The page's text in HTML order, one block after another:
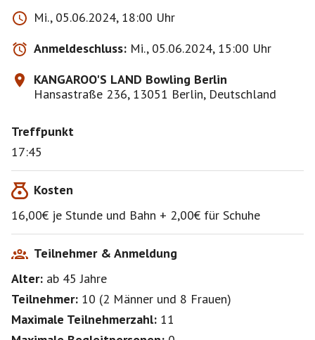
Mi., 05.06.2024, 18:00 Uhr
Anmeldeschluss: Mi., 05.06.2024, 15:00 Uhr
KANGAROO'S LAND Bowling Berlin
Hansastraße 236, 13051 Berlin, Deutschland
Treffpunkt
17:45
Kosten
16,00€ je Stunde und Bahn + 2,00€ für Schuhe
Teilnehmer & Anmeldung
Alter: ab 45Jahre
Teilnehmer: 10 (2 Männer und 8 Frauen)
Maximale Teilnehmerzahl: 11